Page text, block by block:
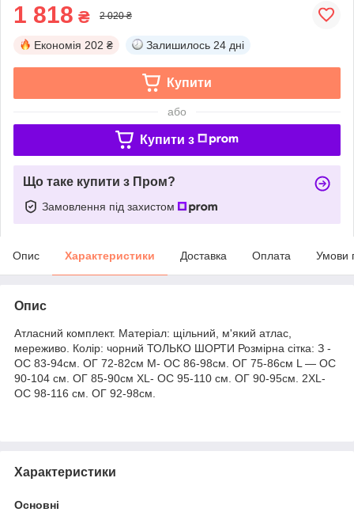
1 818 ₴ 2 020 ₴
Економія 202 ₴ Залишилось 24 дні
Купити
або
Купити з
Що таке купити з Пром?
Замовлення під захистом
Опис Характеристики Доставка Оплата Умови
Опис
Атласний комплект. Матеріал: щільний, м'який атлас,
мереживо. Колір: чорний ТОЛЬКО ШОРТИ Розмірна сітка: З -
ОС 83-94см. ОГ 72-82см M- ОС 86-98см. ОГ 75-86см L — ОС
90-104 см. ОГ 85-90см XL- ОС 95-110 см. ОГ 90-95см. 2ХL-
ОС 98-116 см. ОГ 92-98см.
Характеристики
Основні